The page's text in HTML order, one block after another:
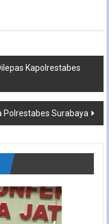
Kapolrestabes
Polrestabes Surabaya